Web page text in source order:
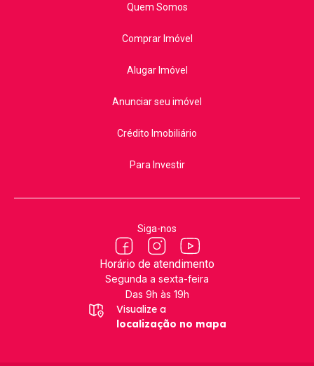
Quem Somos
Comprar Imóvel
Alugar Imóvel
Anunciar seu imóvel
Crédito Imobiliário
Para Investir
Siga-nos
Horário de atendimento
Segunda a sexta-feira
Das 9h às 19h
Visualize a
localização no mapa